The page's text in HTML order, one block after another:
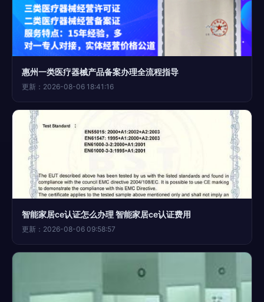
惠州一类医疗器械产品备案办理全流程指导
更新：2026-08-06 18:41:16
智能家居ce认证怎么办理 智能家居ce认证费用
更新：2026-08-06 09:58:57